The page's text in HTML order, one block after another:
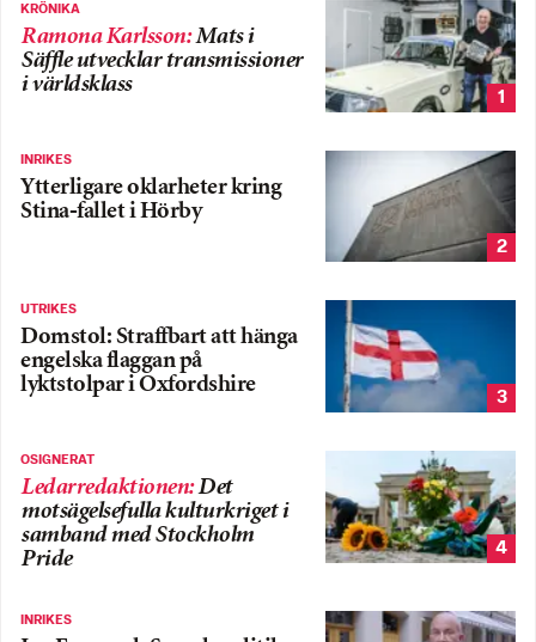
KRÖNIKA
Ramona Karlsson:Mats i
Säffle utvecklar transmissioner
i världsklass
1
INRIKES
Ytterligare oklarheter kring
Stina-fallet i Hörby
2
UTRIKES
Domstol: Straffbart att hänga
engelska flaggan på
lyktstolpar i Oxfordshire
3
OSIGNERAT
Ledarredaktionen:Det
motsägelsefulla kulturkriget i
samband med Stockholm
Pride
4
INRIKES